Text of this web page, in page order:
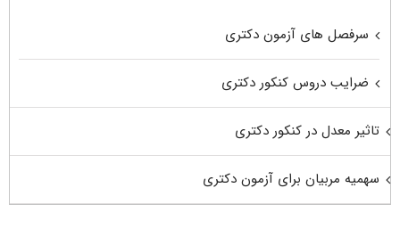
سرفصل های آزمون دکتری
ضرایب دروس کنکور دکتری
تاثیر معدل در کنکور دکتری
سهمیه مربیان برای آزمون دکتری